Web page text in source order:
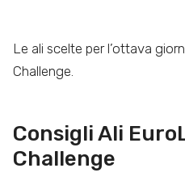
Le ali scelte per l’ottava
Challenge.
Consigli Ali
Challenge